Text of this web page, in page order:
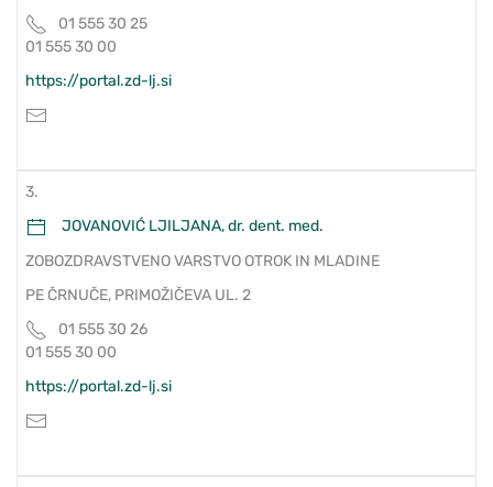
01 555 30 25
01 555 30 00
https://portal.zd-lj.si
3.
JOVANOVIĆ LJILJANA, dr. dent. med.
ZOBOZDRAVSTVENO VARSTVO OTROK IN MLADINE
PE ČRNUČE, PRIMOŽIČEVA UL. 2
01 555 30 26
01 555 30 00
https://portal.zd-lj.si